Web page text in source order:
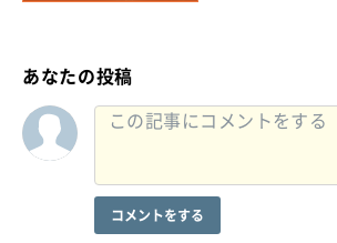
あなたの投稿
コメントをする